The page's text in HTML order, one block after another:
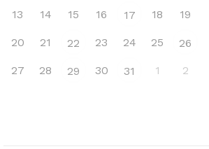
13 14 15 16 17 18 19
20 21 22 23 24 25 26
27 28 29 30 31 1 2